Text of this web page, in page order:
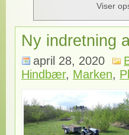
Viser
Ny indretning
april 28, 2020
Hindbær, Marken,